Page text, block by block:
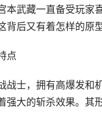
本武藏一直备受玩家
后又有着怎样的原
点
战士，拥有高爆发
强大的斩杀效果。其